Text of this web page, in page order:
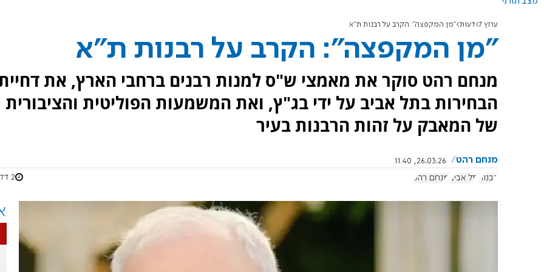
ערוץ 7 דעות "מן המקפצה": הקרב על רבנות ת"א
"מן המקפצה": הקרב על רבנות ת"א
מנחם רהט סוקר את מאמצי ש"ס למנות רבנים ברחבי הארץ, את
הבחירות בתל אביב על ידי בג"ץ, ואת המשמעות הפוליטית והציבורית
של המאבק על זהות הרבנות בעיר
מנחם רהט
26.03.26, 11:40
רבנות
תל אביב מנחם רהט 2 דקות